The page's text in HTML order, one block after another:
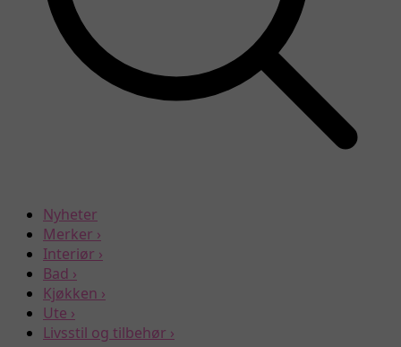
Nyheter
Merker ›
Interiør ›
Bad ›
Kjøkken ›
Ute ›
Livsstil og tilbehør ›